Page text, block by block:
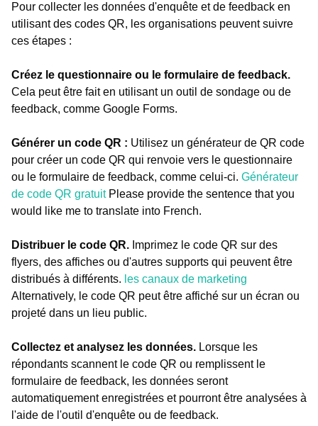
Pour collecter les données d'enquête et de feedback en
utilisant des codes QR, les organisations peuvent suivre
ces étapes :
Créez le questionnaire ou le formulaire de feedback.
Cela peut être fait en utilisant un outil de sondage ou de
feedback, comme Google Forms.
Générer un code QR : Utilisez un générateur de QR code
pour créer un code QR qui renvoie vers le questionnaire
ou le formulaire de feedback, comme celui-ci. Générateur
de code QR gratuit Please provide the sentence that you
would like me to translate into French.
Distribuer le code QR. Imprimez le code QR sur des
flyers, des affiches ou d'autres supports qui peuvent être
distribués à différents. les canaux de marketing
Alternatively, le code QR peut être affiché sur un écran ou
projeté dans un lieu public.
Collectez et analysez les données. Lorsque les
répondants scannent le code QR ou remplissent le
formulaire de feedback, les données seront
automatiquement enregistrées et pourront être analysées à
l'aide de l'outil d'enquête ou de feedback.